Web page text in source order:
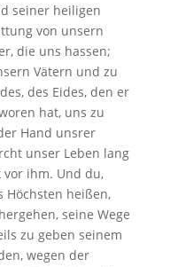
seiner heiligen
von unsern
die uns hassen;
Vätern und zu
des Eides, den er
hat, uns zu
Hand unsrer
unser Leben lang
ihm. Und du,
Höchsten heißen,
seine Wege
zu geben seinem
wegen der